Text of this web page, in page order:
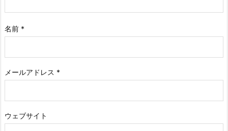
名前 *
メールアドレス *
ウェブサイト